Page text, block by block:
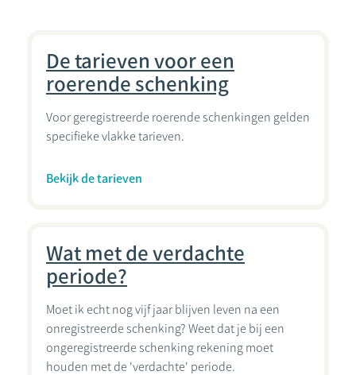
De tarieven voor een
roerende schenking
Voor geregistreerde roerende schenkingen gelden
specifieke vlakke tarieven.
Bekijk de tarieven
Wat met de verdachte
periode?
Moet ik echt nog vijf jaar blijven leven na een
onregistreerde schenking? Weet dat je bij een
ongeregistreerde schenking rekening moet
houden met de 'verdachte' periode.